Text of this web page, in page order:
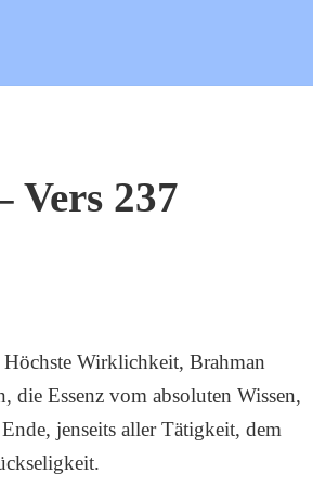
Vers 237
Wirklichkeit, Brahman
die Essenz vom absoluten Wissen,
jenseits aller Tätigkeit, dem